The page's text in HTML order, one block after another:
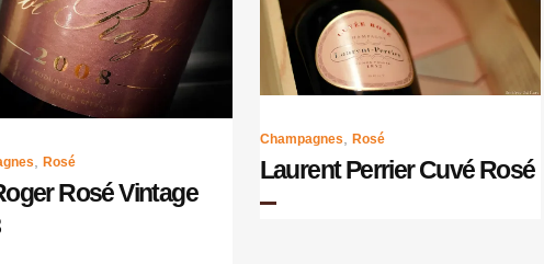
,Rosé
Rosé Vintage
Champagnes Rosé
Laurent Perrier Cuvé Rosé